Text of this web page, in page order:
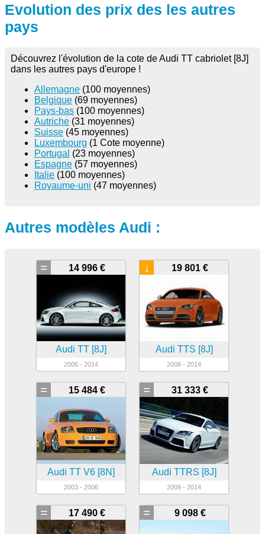
Evolution des prix des les autres
pays
Découvrez l'évolution de la cote de Audi TT cabriolet [8J]
dans les autres pays d'europe !
Allemagne (100 moyennes)
Belgique (69 moyennes)
Pays-bas (100 moyennes)
Autriche (31 moyennes)
Suisse (45 moyennes)
Luxembourg (1 Cote moyenne)
Portugal (23 moyennes)
Espagne (57 moyennes)
Italie (100 moyennes)
Royaume-uni (47 moyennes)
Autres modèles Audi :
14 996 €
=
Audi TT [8J]
2006 - 2014
19 801 €
↓
Audi TTS [8J]
2008 - 2014
15 484 €
=
Audi TT V6 [8N]
2003 - 2006
31 333 €
=
Audi TTRS [8J]
2009 - 2014
17 490 €
= 9 098 €
=